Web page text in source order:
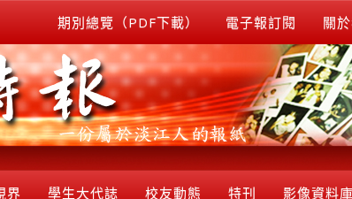
期別總覽（PDF下載） 電子報訂閱 關
界 學生大代誌 校友動態 特刊 影像資料庫